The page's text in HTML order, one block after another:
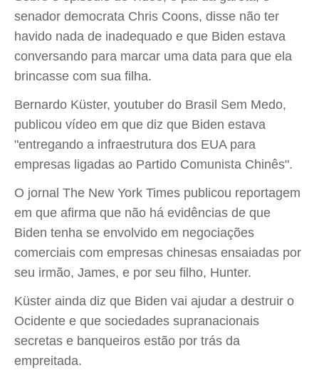
senador democrata Chris Coons, disse não ter
havido nada de inadequado e que Biden estava
conversando para marcar uma data para que ela
brincasse com sua filha.
Bernardo Küster, youtuber do Brasil Sem Medo,
publicou vídeo em que diz que Biden estava
"entregando a infraestrutura dos EUA para
empresas ligadas ao Partido Comunista Chinês".
O jornal The New York Times publicou reportagem
em que afirma que não há evidências de que
Biden tenha se envolvido em negociações
comerciais com empresas chinesas ensaiadas por
seu irmão, James, e por seu filho, Hunter.
Küster ainda diz que Biden vai ajudar a destruir o
Ocidente e que sociedades supranacionais
secretas e banqueiros estão por trás da
empreitada.